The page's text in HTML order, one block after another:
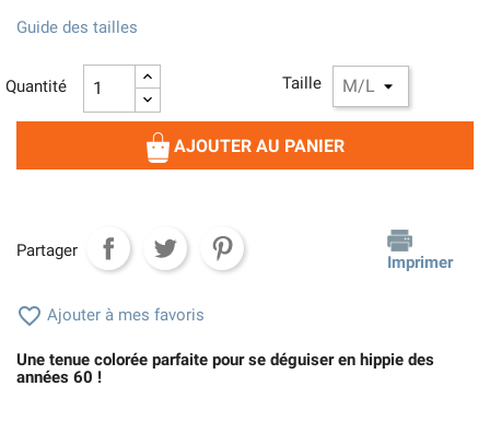
Taille
Guide des tailles
Quantité
AJOUTER AU PANIER
Partager
Imprimer
 Ajouter à mes favoris
Une tenue colorée parfaite pour se déguiser en hippie des
années 60 !